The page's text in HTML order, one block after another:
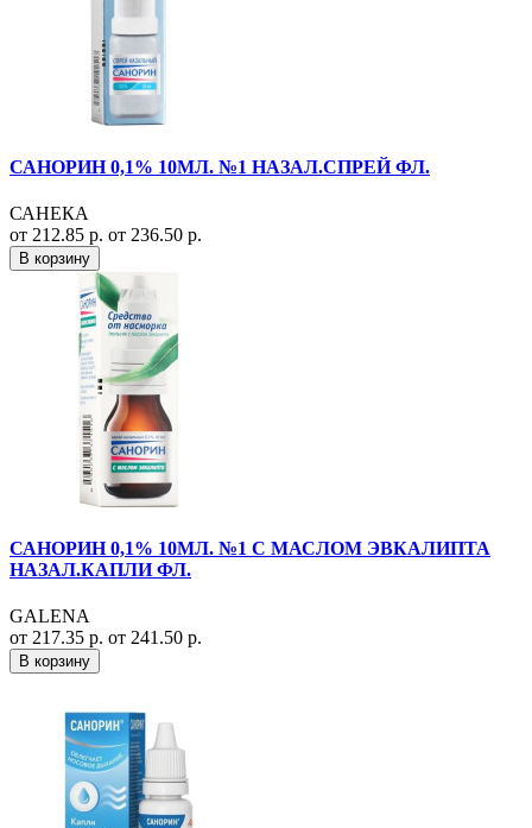
САНОРИН 0,1% 10МЛ. №1 НАЗАЛ.СПРЕЙ ФЛ.
САНЕКА
от 212.85 р. от 236.50 р.
В корзину
САНОРИН 0,1% 10МЛ. №1 С МАСЛОМ ЭВКАЛИПТА
НАЗАЛ.КАПЛИ ФЛ.
GALENA
от 217.35 р. от 241.50 р.
В корзину